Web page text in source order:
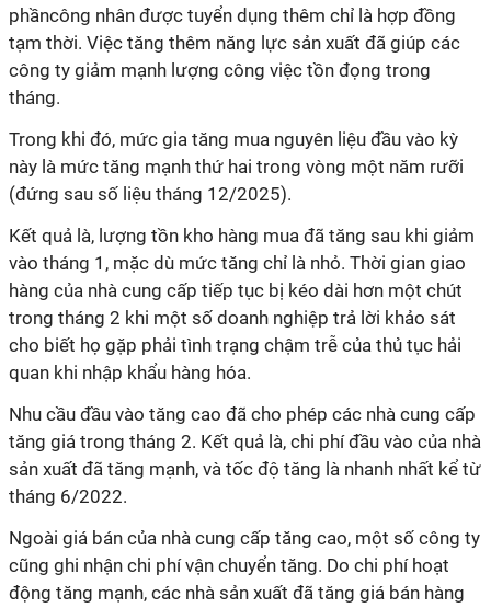
phầncông nhân được tuyển dụng thêm chỉ là hợp đồng
tạm thời. Việc tăng thêm năng lực sản xuất đã giúp các
công ty giảm mạnh lượng công việc tồn đọng trong
tháng.
Trong khi đó, mức gia tăng mua nguyên liệu đầu vào kỳ
này là mức tăng mạnh thứ hai trong vòng một năm rưỡi
(đứng sau số liệu tháng 12/2025).
Kết quả là, lượng tồn kho hàng mua đã tăng sau khi giảm
vào tháng 1, mặc dù mức tăng chỉ là nhỏ. Thời gian giao
hàng của nhà cung cấp tiếp tục bị kéo dài hơn một chút
trong tháng 2 khi một số doanh nghiệp trả lời khảo sát
cho biết họ gặp phải tình trạng chậm trễ của thủ tục hải
quan khi nhập khẩu hàng hóa.
Nhu cầu đầu vào tăng cao đã cho phép các nhà cung cấp
tăng giá trong tháng 2. Kết quả là, chi phí đầu vào của nhà
sản xuất đã tăng mạnh, và tốc độ tăng là nhanh nhất kể từ
tháng 6/2022.
Ngoài giá bán của nhà cung cấp tăng cao, một số công ty
cũng ghi nhận chi phí vận chuyển tăng. Do chi phí hoạt
động tăng mạnh, các nhà sản xuất đã tăng giá bán hàng